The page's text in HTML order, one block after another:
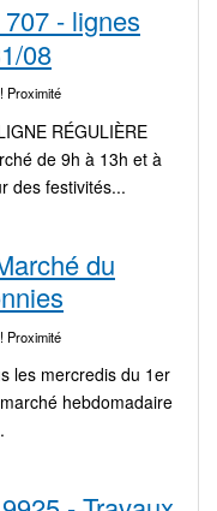
- lignes
08
Proximité
RÉGULIÈRE
de 9h à 13h et à
des festivités...
du
Proximité
les mercredis du 1er
hebdomadaire